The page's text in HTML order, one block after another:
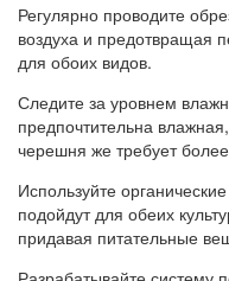
Регулярно проводите
воздуха и предотвращая
для обоих видов.
Следите за уровнем
предпочтительна
черешня же требует
Используйте
подойдут для обеих
придавая питательные